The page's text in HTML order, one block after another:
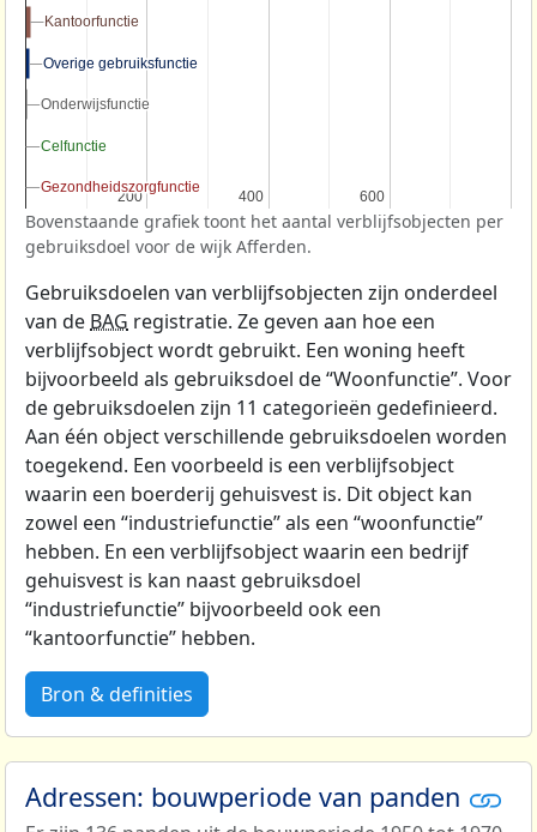
200
200 400
400 600
600
Kantoorfunctie
Kantoorfunctie
Overige gebruiksfunctie
Overige gebruiksfunctie
Onderwijsfunctie
Onderwijsfunctie
Celfunctie
Celfunctie
Gezondheidszorgfunctie
Gezondheidszorgfunctie
Bovenstaande grafiek toont het aantal verblijfsobjecten per
gebruiksdoel voor de wijk Afferden.
Gebruiksdoelen van verblijfsobjecten zijn onderdeel
van de BAG registratie. Ze geven aan hoe een
verblijfsobject wordt gebruikt. Een woning heeft
bijvoorbeeld als gebruiksdoel de “Woonfunctie”. Voor
de gebruiksdoelen zijn 11 categorieën gedefinieerd.
Aan één object verschillende gebruiksdoelen worden
toegekend. Een voorbeeld is een verblijfsobject
waarin een boerderij gehuisvest is. Dit object kan
zowel een “industriefunctie” als een “woonfunctie”
hebben. En een verblijfsobject waarin een bedrijf
gehuisvest is kan naast gebruiksdoel
“industriefunctie” bijvoorbeeld ook een
“kantoorfunctie” hebben.
Bron & definities
Adressen: bouwperiode van panden